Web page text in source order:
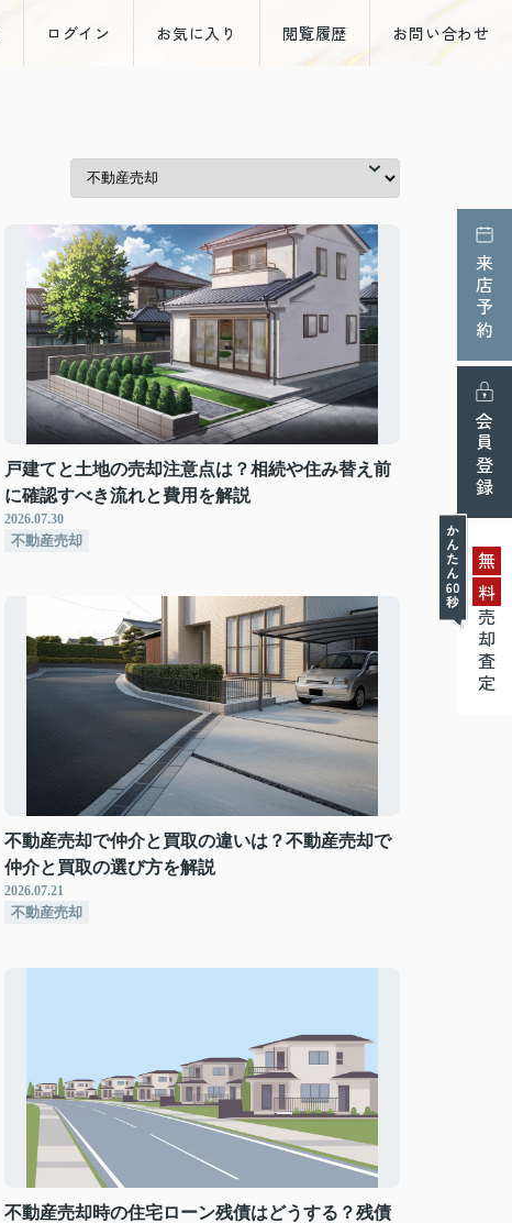
ログイン お気に入り 閲覧履歴 お問い合わせ
来店予約
会員登録
無
料
売却査定
戸建てと土地の売却注意点は？相続や住み替え前
に確認すべき流れと費用を解説
2026.07.30
不動産売却
不動産売却で仲介と買取の違いは？不動産売却で
仲介と買取の選び方を解説
2026.07.21
不動産売却
不動産売却時の住宅ローン残債はどうする？残債